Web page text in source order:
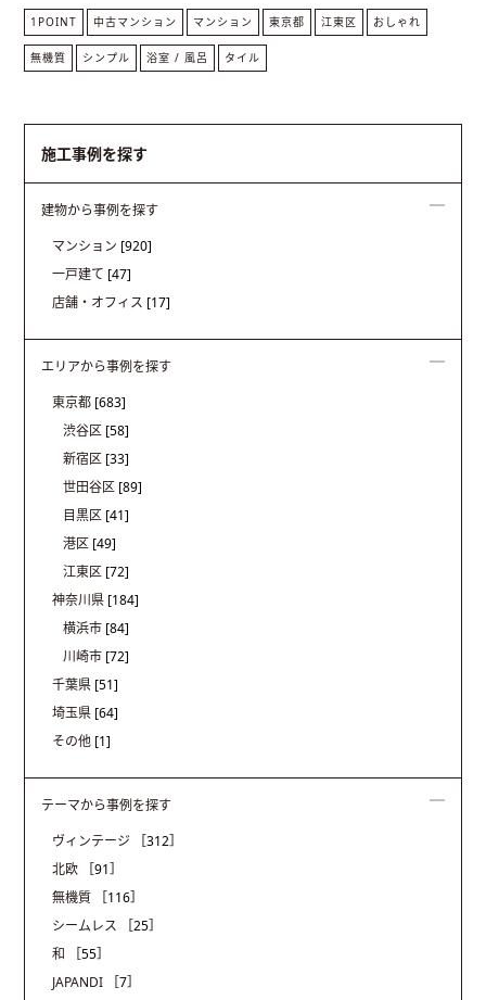
1POINT 中古マンション マンション 東京都 江東区 おしゃれ
無機質 シンプル 浴室 / 風呂 タイル
施工事例を探す
建物から事例を探す
マンション [920]
一戸建て [47]
店舗・オフィス [17]
エリアから事例を探す
東京都 [683]
渋谷区 [58]
新宿区 [33]
世田谷区 [89]
目黒区 [41]
港区 [49]
江東区 [72]
神奈川県 [184]
横浜市 [84]
川崎市 [72]
千葉県 [51]
埼玉県 [64]
その他 [1]
テーマから事例を探す
ヴィンテージ
［312］
北欧
［91］
無機質
［116］
シームレス
［25］
和
［55］
JAPANDI
［7］